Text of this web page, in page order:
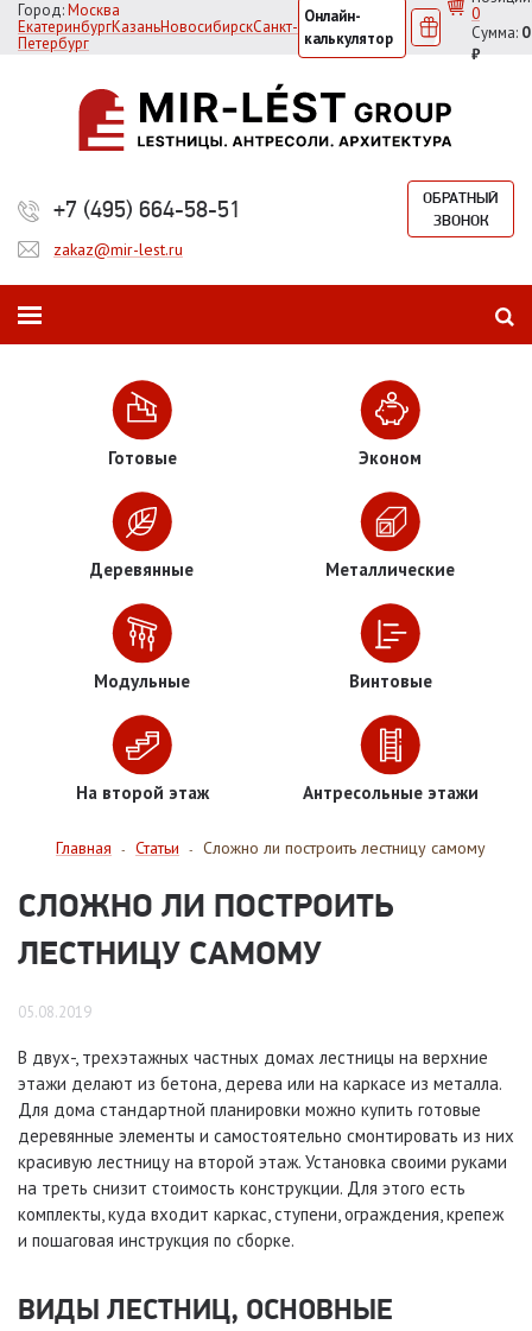
Город:Москва
ЕкатеринбургКазаньНовосибирскСанкт-
Петербург
Онлайн-
калькулятор
0
Сумма: 0
₽
+7 (495) 664-58-51
ОБРАТНЫЙ
ЗВОНОК
zakaz@mir-lest.ru
Готовые Эконом
Деревянные Металлические
Модульные Винтовые
На второй этаж Антресольные этажи
Главная - Статьи - Сложно ли построить лестницу самому
СЛОЖНО ЛИ ПОСТРОИТЬ
ЛЕСТНИЦУ САМОМУ
05.08.2019
В двух-, трехэтажных частных домах лестницы на верхние
этажи делают из бетона, дерева или на каркасе из металла.
Для дома стандартной планировки можно купить готовые
деревянные элементы и самостоятельно смонтировать из них
красивую лестницу на второй этаж. Установка своими руками
на треть снизит стоимость конструкции. Для этого есть
комплекты, куда входит каркас, ступени, ограждения, крепеж
и пошаговая инструкция по сборке.
ВИДЫ ЛЕСТНИЦ, ОСНОВНЫЕ